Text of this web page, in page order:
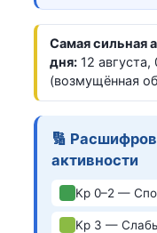
Самая сильная
дня: 12
(возмущённая
🔢
активности
Kp 0–2 —
Kp 3 —